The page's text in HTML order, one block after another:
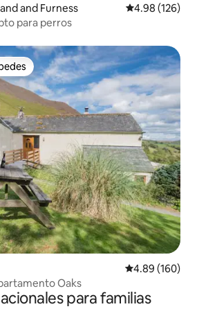
and Furness Calificación
4.98 (126)
para perros
Calificación
4.89 (160)
Oaks
para familias